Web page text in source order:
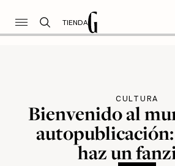
TIENDA
CULTURA
Bienvenido al
haz un